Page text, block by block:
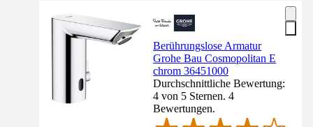
Berührungslose Armatur
Grohe Bau Cosmopolitan E
chrom 36451000
Durchschnittliche Bewertung:
4 von 5 Sternen. 4
Bewertungen.